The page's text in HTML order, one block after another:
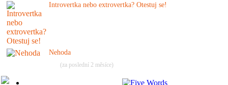
Introvertka nebo extrovertka? Otestuj se!
Nehoda
(za poslední 2 měsíce)